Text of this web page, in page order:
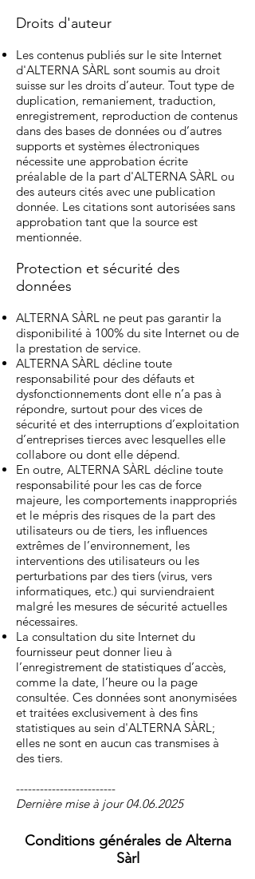
Droits d'auteur
Les contenus publiés sur le site Internet
d'ALTERNA SÀRL sont soumis au droit
suisse sur les droits d’auteur. Tout type de
duplication, remaniement, traduction,
enregistrement, reproduction de contenus
dans des bases de données ou d’autres
supports et systèmes électroniques
nécessite une approbation écrite
préalable de la part d'ALTERNA SÀRL ou
des auteurs cités avec une publication
donnée. Les citations sont autorisées sans
approbation tant que la source est
mentionnée.
Protection et sécurité des
données​
ALTERNA SÀRL ne peut pas garantir la
disponibilité à 100% du site Internet ou de
la prestation de service.
ALTERNA SÀRL décline toute
responsabilité pour des défauts et
dysfonctionnements dont elle n’a pas à
répondre, surtout pour des vices de
sécurité et des interruptions d’exploitation
d’entreprises tierces avec lesquelles elle
collabore ou dont elle dépend.
En outre, ALTERNA SÀRL décline toute
responsabilité pour les cas de force
majeure, les comportements inappropriés
et le mépris des risques de la part des
utilisateurs ou de tiers, les influences
extrêmes de l’environnement, les
interventions des utilisateurs ou les
perturbations par des tiers (virus, vers
informatiques, etc.) qui surviendraient
malgré les mesures de sécurité actuelles
nécessaires.
La consultation du site Internet du
fournisseur peut donner lieu à
l’enregistrement de statistiques d’accès,
comme la date, l’heure ou la page
consultée. Ces données sont anonymisées
et traitées exclusivement à des fins
statistiques au sein d'ALTERNA SÀRL;
elles ne sont en aucun cas transmises à
des tiers.
-------------------------
Dernière mise à jour04.06.2025
Conditions générales de Alterna
Sàrl